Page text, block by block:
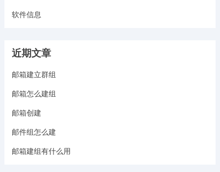
软件信息
近期文章
邮箱建立群组
邮箱怎么建组
邮箱创建
邮件组怎么建
邮箱建组有什么用